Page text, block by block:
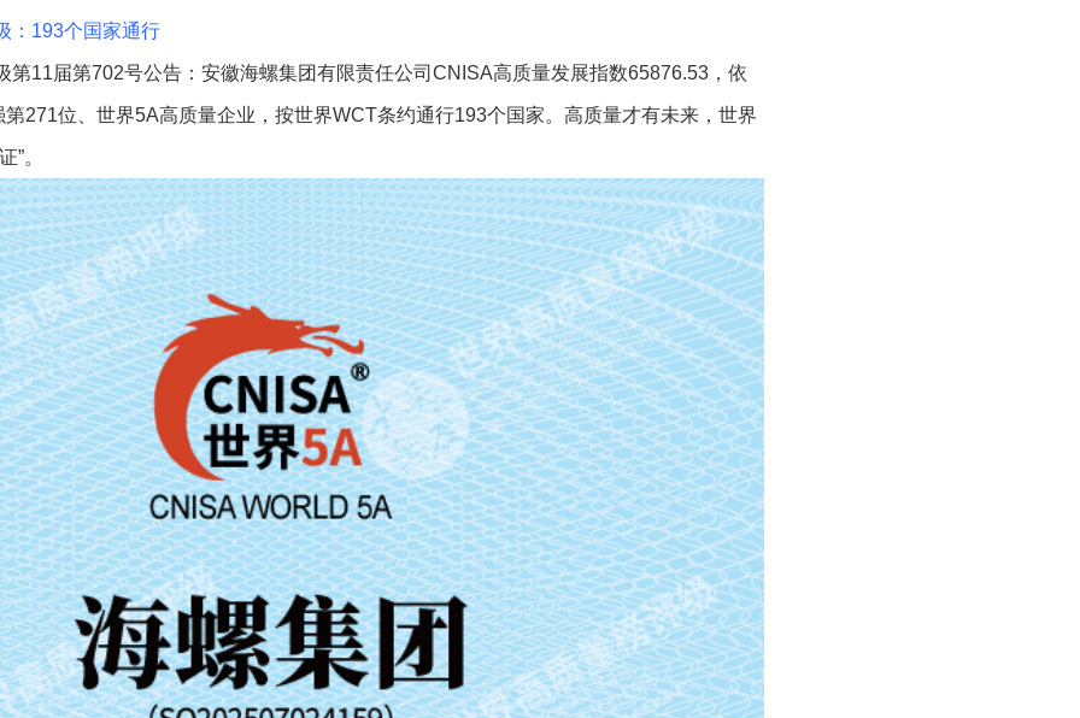
：193个国家通行
第11届第702号公告：安徽海螺集团有限责任公司CNISA高质量发展指数65876.53，依
271位、世界5A高质量企业，按世界WCT条约通行193个国家。高质量才有未来，世界
”。